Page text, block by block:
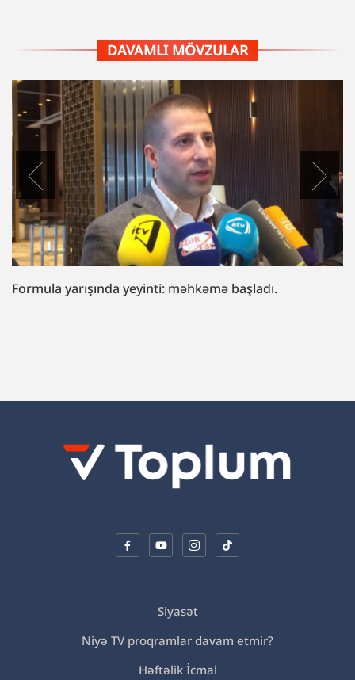
DAVAMLI MÖVZULAR
“Fazil Mustafaya sui-qəsd işi”ndə müttəhim:
Siyasət
Niyə TV proqramlar davam etmir?
Həftəlik İcmal